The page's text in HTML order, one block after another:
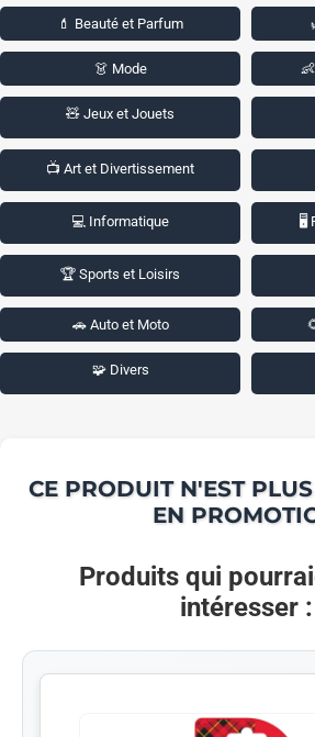
💄 Beauté et Parfum
👗 Mode
🧸 Jeux et Jouets
📺 Art et Divertissement
💻 Informatique 🖥️
🏆 Sports et Loisirs
🚗 Auto et Moto
🧩 Divers
CE PRODUIT N'EST
EN
Produits qui
intéresser :